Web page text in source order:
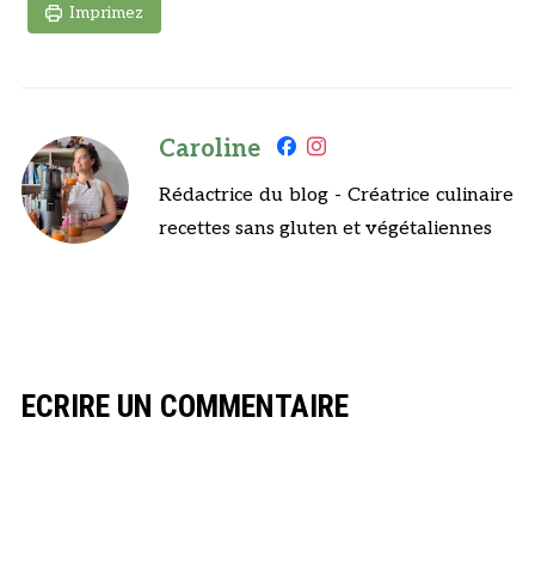
Imprimez
Caroline
Rédactrice du blog - Créatrice culinaire
recettes sans gluten et végétaliennes
ECRIRE UN COMMENTAIRE